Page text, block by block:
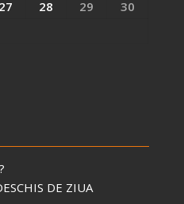
27 28 29
30
DE ZIUA